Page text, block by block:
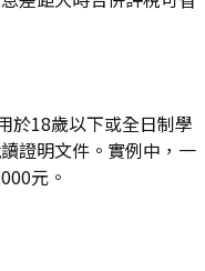
於18歲以下或全日制學
證明文件。實例中，一
元。